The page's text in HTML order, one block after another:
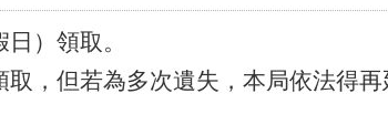
）領取。
，但若為多次遺失，本局依法得再